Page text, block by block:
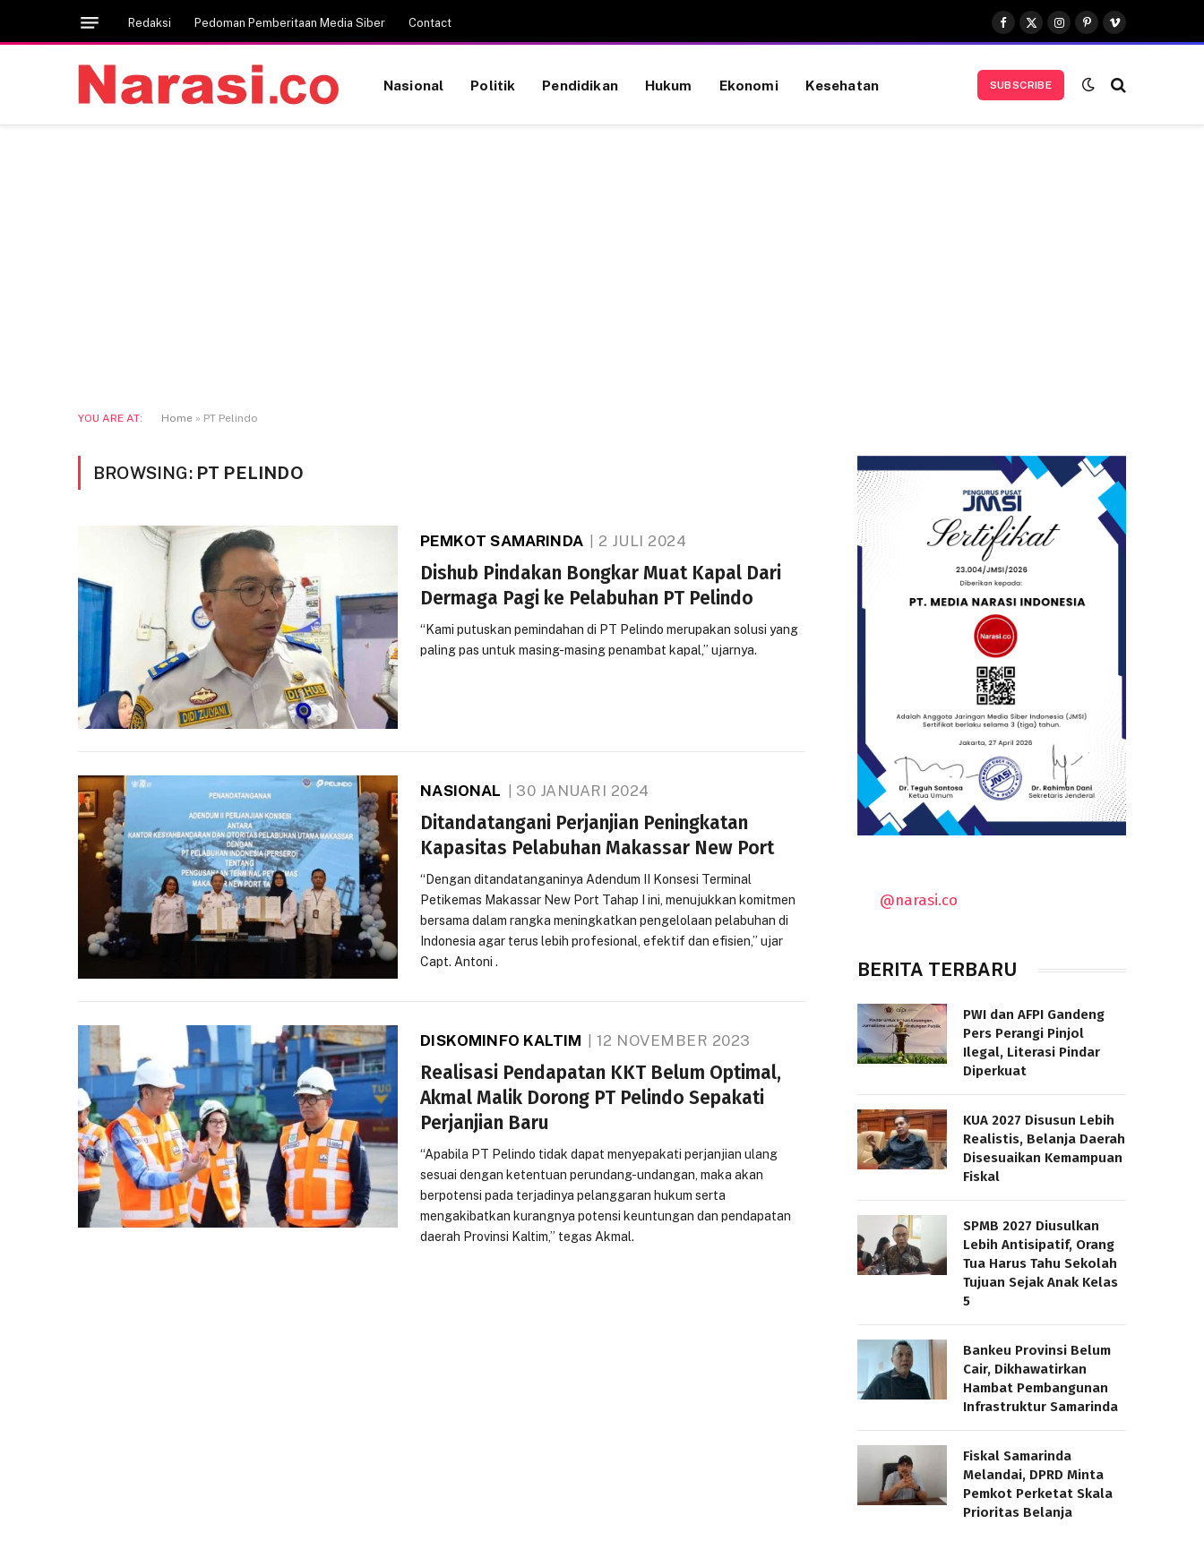
Redaksi Pedoman Pemberitaan Media Siber Contact
Facebook
X
(Twitter)
Instagram
Pinterest
Vimeo
Nasional Politik Pendidikan Hukum Ekonomi Kesehatan SUBSCRIBE
YOU ARE AT: Home » PT Pelindo
BROWSING: PT PELINDO
PEMKOT SAMARINDA 2 JULI 2024
Dishub Pindakan Bongkar Muat Kapal Dari
Dermaga Pagi ke Pelabuhan PT Pelindo
“Kami putuskan pemindahan di PT Pelindo merupakan solusi yang
paling pas untuk masing-masing penambat kapal,” ujarnya.
NASIONAL 30 JANUARI 2024
Ditandatangani Perjanjian Peningkatan
Kapasitas Pelabuhan Makassar New Port
“Dengan ditandatanganinya Adendum II Konsesi Terminal
Petikemas Makassar New Port Tahap I ini, menujukkan komitmen
bersama dalam rangka meningkatkan pengelolaan pelabuhan di
Indonesia agar terus lebih profesional, efektif dan efisien,” ujar
Capt. Antoni .
DISKOMINFO KALTIM 12 NOVEMBER 2023
Realisasi Pendapatan KKT Belum Optimal,
Akmal Malik Dorong PT Pelindo Sepakati
Perjanjian Baru
“Apabila PT Pelindo tidak dapat menyepakati perjanjian ulang
sesuai dengan ketentuan perundang-undangan, maka akan
berpotensi pada terjadinya pelanggaran hukum serta
mengakibatkan kurangnya potensi keuntungan dan pendapatan
daerah Provinsi Kaltim,” tegas Akmal.
@narasi.co
BERITA TERBARU
PWI dan AFPI Gandeng
Pers Perangi Pinjol
Ilegal, Literasi Pindar
Diperkuat
KUA 2027 Disusun Lebih
Realistis, Belanja Daerah
Disesuaikan Kemampuan
Fiskal
SPMB 2027 Diusulkan
Lebih Antisipatif, Orang
Tua Harus Tahu Sekolah
Tujuan Sejak Anak Kelas
5
Bankeu Provinsi Belum
Cair, Dikhawatirkan
Hambat Pembangunan
Infrastruktur Samarinda
Fiskal Samarinda
Melandai, DPRD Minta
Pemkot Perketat Skala
Prioritas Belanja